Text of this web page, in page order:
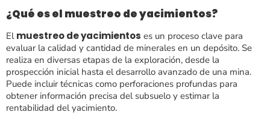
¿Qué es el muestreo de yacimientos?
El muestreo de yacimientos es un proceso clave para
evaluar la calidad y cantidad de minerales en un depósito. Se
realiza en diversas etapas de la exploración, desde la
prospección inicial hasta el desarrollo avanzado de una mina.
Puede incluir técnicas como perforaciones profundas para
obtener información precisa del subsuelo y estimar la
rentabilidad del yacimiento.